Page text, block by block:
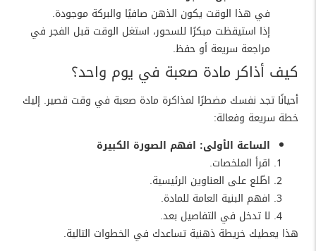
في هذا الوقت يكون الذهن صافيًا والبركة موجودة.
إذا استيقظت مبكرًا للسحور، استغل الوقت قبل الفجر في
مراجعة سريعة أو حفظ.
كيف أذاكر مادة صعبة في يوم واحد؟
أحيانًا تجد نفسك مضطرًا لمذاكرة مادة صعبة في وقت قصير. إليك
خطة سريعة وفعالة:
الساعة الأولى: افهم الصورة الكبيرة
اقرأ الملخصات.
اطّلع على العناوين الرئيسية.
افهم البنية العامة للمادة.
لا تدخل في التفاصيل بعد.
هذا يعطيك خريطة ذهنية تساعدك في الخطوات التالية.